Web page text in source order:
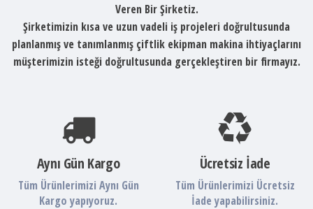
Veren Bir Şirketiz.
Şirketimizin kısa ve uzun vadeli iş projeleri doğrultusunda
planlanmış ve tanımlanmış çiftlik ekipman makina ihtiyaçlarını
müşterimizin isteği doğrultusunda gerçekleştiren bir firmayız.
Aynı Gün Kargo
Tüm Ürünlerimizi Aynı Gün
Kargo yapıyoruz.
Ücretsiz İade
Tüm Ürünlerimizi Ücretsiz
İade yapabilirsiniz.